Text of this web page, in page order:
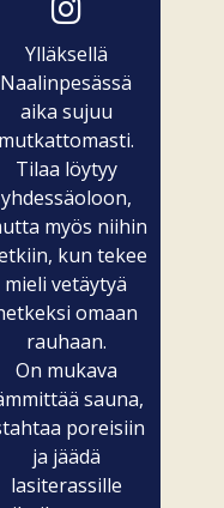
Ylläksellä
Naalinpesässä
aika sujuu
mutkattomasti.
Tilaa löytyy
yhdessäoloon,
myös niihin
kun tekee
mieli vetäytyä
omaan
rauhaan.
On mukava
sauna,
poreisiin
ja jäädä
lasiterassille